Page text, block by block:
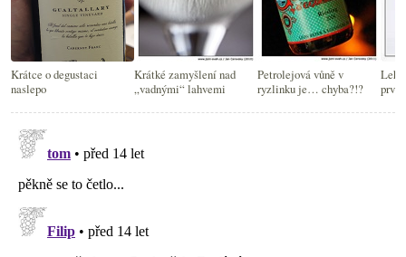
Krátce o degustaci
naslepo
Krátké zamyšlení nad
„vadnými“ lahvemi
Petrolejová vůně v
ryzlinku je… chyba?!?